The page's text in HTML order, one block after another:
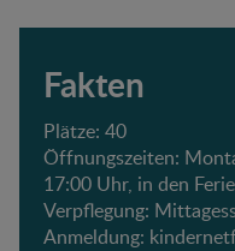
Fakten
Plätze: 40
Öffnungszeiten:
17:00 Uhr, in den
Verpflegung:
Anmeldung: